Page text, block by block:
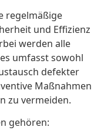
regelmäßige
und Effizienz
werden alle
umfasst sowohl
defekter
Maßnahmen
zu vermeiden.
gehören: